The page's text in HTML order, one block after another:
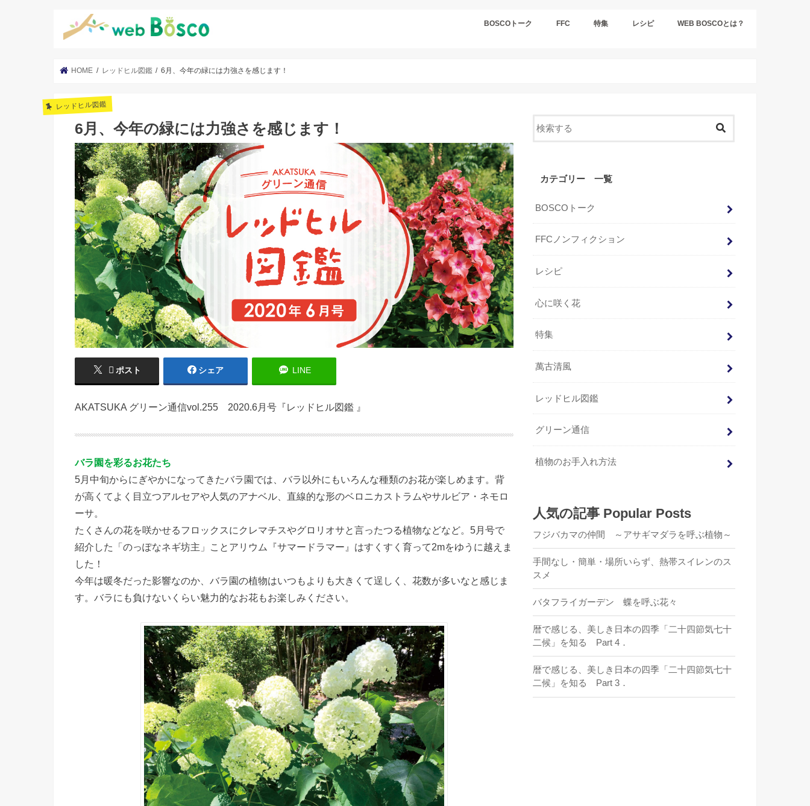
BOSCOトーク FFC 特集 レシピ WEB BOSCOとは？
HOME レッドヒル図鑑 6月、今年の緑には力強さを感じます！
レッドヒル図鑑
6月、今年の緑には力強さを感じます！
ポスト シェア LINE
AKATSUKA グリーン通信vol.255 2020.6月号『レッドヒル図鑑 』
バラ園を彩るお花たち
5月中旬からにぎやかになってきたバラ園では、バラ以外にもいろんな種類のお花が楽しめます。背
が高くてよく目立つアルセアや人気のアナベル、直線的な形のベロニカストラムやサルビア・ネモロ
ーサ。
たくさんの花を咲かせるフロックスにクレマチスやグロリオサと言ったつる植物などなど。5月号で
紹介した「のっぽなネギ坊主」ことアリウム『サマードラマー』はすくすく育って2mをゆうに越えま
した！
今年は暖冬だった影響なのか、バラ園の植物はいつもよりも大きくて逞しく、花数が多いなと感じま
す。バラにも負けないくらい魅力的なお花もお楽しみください。
カテゴリー 一覧
BOSCOトーク
FFCノンフィクション
レシピ
心に咲く花
特集
萬古清風
レッドヒル図鑑
グリーン通信
植物のお手入れ方法
人気の記事 Popular Posts
フジバカマの仲間 ～アサギマダラを呼ぶ植物～
手間なし・簡単・場所いらず、熱帯スイレンのス
スメ
バタフライガーデン 蝶を呼ぶ花々
暦で感じる、美しき日本の四季「二十四節気七十
二候」を知る Part 4．
暦で感じる、美しき日本の四季「二十四節気七十
二候」を知る Part 3．